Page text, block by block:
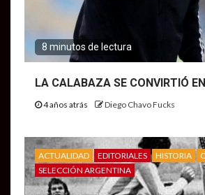
8 minutos de lectura
LA CALABAZA SE CONVIRTIÓ
4 años atrás Diego Chavo Fucks
ACTUALIDAD EDITORIALES HISTORIA
SELECCIÓN ARGENTINA